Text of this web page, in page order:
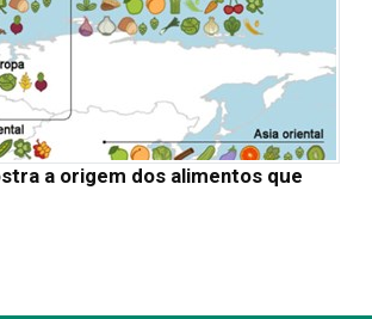
a origem dos alimentos que